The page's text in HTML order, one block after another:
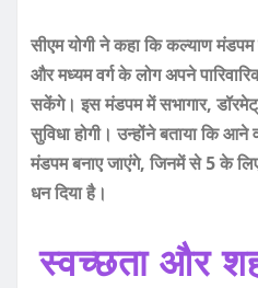
सीएम योगी ने कहा कि कल्याण
और मध्यम वर्ग के लोग अपने
सकेंगे। इस मंडपम में सभागार,
सुविधा होगी। उन्होंने बताया कि
मंडपम बनाए जाएंगे, जिनमें से 5 के
धन दिया है।
स्वच्छता और